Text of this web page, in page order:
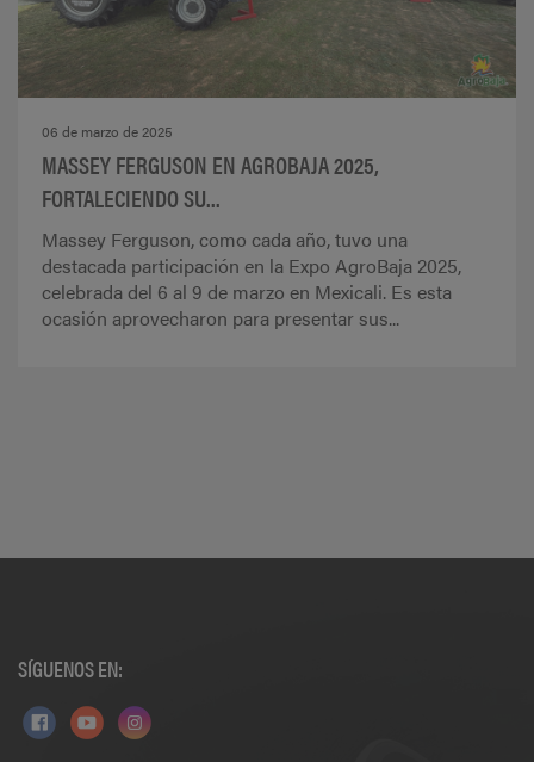
06 de marzo de 2025
MASSEY FERGUSON EN AGROBAJA 2025,
FORTALECIENDO SU...
Massey Ferguson, como cada año, tuvo una
destacada participación en la Expo AgroBaja 2025,
celebrada del 6 al 9 de marzo en Mexicali. Es esta
ocasión aprovecharon para presentar sus...
SÍGUENOS EN: